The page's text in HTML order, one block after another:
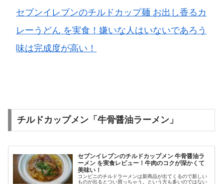
セブンイレブンのチルドカップ麺 お出し香るカ
レーうどん を実食！嫌いな人はいないであろう
味は完成度が高い！
チルドカップメン「牛骨醤油ラーメン」
セブンイレブンのチルドカップメン 牛骨醤油ラ
ーメン を実食レビュー！牛肉のコクが深かくて
美味い！
コンビニのチルドラーメンは新商品が出てくるので新しい
ものが出るとつい買っちゃう。という方も多いのではない